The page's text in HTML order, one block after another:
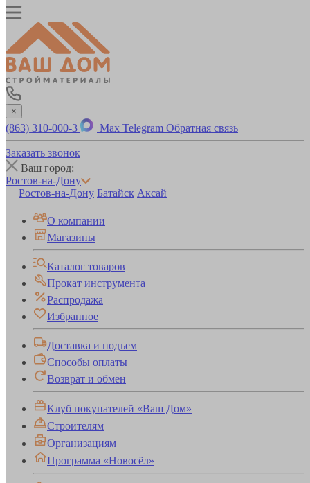
×
(863) 310-000-3 Max Telegram Обратная связь
Заказать звонок
Ваш город:
Ростов-на-Дону
Ростов-на-Дону Батайск Аксай
О компании
Магазины
Каталог товаров
Прокат инструмента
Распродажа
Избранное
Доставка и подъем
Способы оплаты
Возврат и обмен
Клуб покупателей «Ваш Дом»
Строителям
Организациям
Программа «Новосёл»